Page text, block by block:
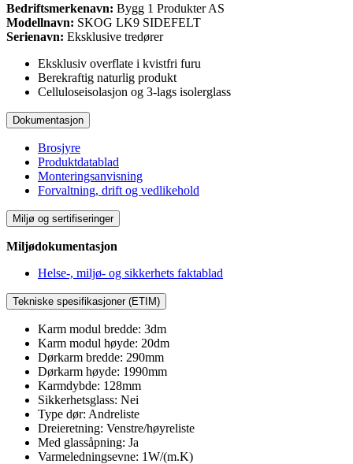
Bedriftsmerkenavn: Bygg 1 Produkter AS
Modellnavn: SKOG LK9 SIDEFELT
Serienavn: Eksklusive tredører
Eksklusiv overflate i kvistfri furu
Berekraftig naturlig produkt
Celluloseisolasjon og 3-lags isolerglass
Dokumentasjon
Brosjyre
Produktdatablad
Monteringsanvisning
Forvaltning, drift og vedlikehold
Miljø og sertifiseringer
Miljødokumentasjon
Helse-, miljø- og sikkerhets faktablad
Tekniske spesifikasjoner (ETIM)
Karm modul bredde: 3dm
Karm modul høyde: 20dm
Dørkarm bredde: 290mm
Dørkarm høyde: 1990mm
Karmdybde: 128mm
Sikkerhetsglass: Nei
Type dør: Andreliste
Dreieretning: Venstre/høyreliste
Med glassåpning: Ja
Varmeledningsevne: 1W/(m.K)